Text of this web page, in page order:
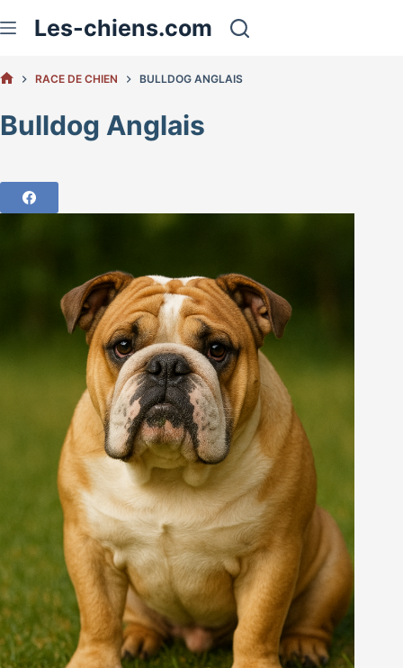
au
Les-chiens.com
RACE DE CHIEN BULLDOG ANGLAIS
Bulldog Anglais